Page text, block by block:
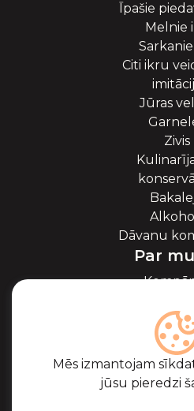
Mēs izmantojam
jūsu pieredzi
Īpašie
Melnie
Citi ikru
Jūras
Zivis
Dāvanu
Par
Blogs
Biežāk